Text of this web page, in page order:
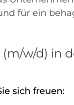
für ein
w/d) in
sich freuen: